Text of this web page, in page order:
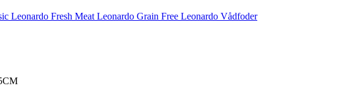
Leonardo Fresh Meat Leonardo Grain Free Leonardo Vådfoder